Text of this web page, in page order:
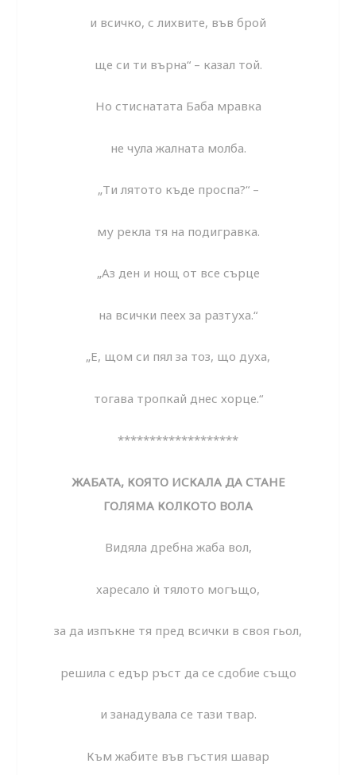
и всичко, с лихвите, във брой
ще си ти върна“ – казал той.
Но стиснатата Баба мравка
не чула жалната молба.
„Ти лятото къде проспа?“ –
му рекла тя на подигравка.
„Аз ден и нощ от все сърце
на всички пеех за разтуха.“
„Е, щом си пял за тоз, що духа,
тогава тропкай днес хорце.“
*******************
ЖАБАТА, КОЯТО ИСКАЛА ДА СТАНЕ
ГОЛЯМА КОЛКОТО ВОЛА
Видяла дребна жаба вол,
харесало ѝ тялото могъщо,
за да изпъкне тя пред всички в своя гьол,
решила с едър ръст да се сдобие също
и занадувала се тази твар.
Към жабите във гъстия шавар